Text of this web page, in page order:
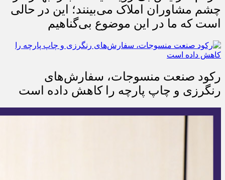
چشم مشاوران املاک می‌بینند؛ این در حالی
است که ما در این موضوع بی‌گناهیم
رکود صنعت منسوجات، سفارش‌های
رنگرزی و چاپ پارچه را کاهش داده است